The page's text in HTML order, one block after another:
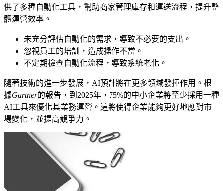
供了多種自動化工具，幫助商家管理庫存和運送流程，提升整
體運營效率。
未充分評估自動化的需求，導致不必要的支出。
忽視員工的培訓，造成操作不當。
不定期檢查自動化流程，導致系統老化。
隨著技術的進一步發展，AI預計將在更多領域發揮作用。根
據Gartner的報告，到2025年，75%的中小企業將至少採用一種
AI工具來優化其業務運營。這將使得企業能夠更好地應對市
場變化，並提高競爭力。